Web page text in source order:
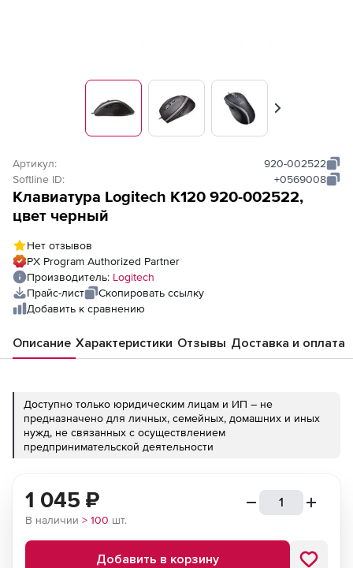
Вперед
Артикул:
920-002522
Softline ID:
+0569008
Клавиатура Logitech K120 920-002522,
цвет черный
Нет отзывов
PX Program Authorized Partner
Производитель: Logitech
Прайс-лист
Скопировать ссылку
Добавить к сравнению
Описание Характеристики Отзывы Доставка и оплата
Доступно только юридическим лицам и ИП – не
предназначено для личных, семейных, домашних и иных
нужд, не связанных с осуществлением
предпринимательской деятельности
1 045 ₽
В наличии > 100 шт.
Добавить в корзину